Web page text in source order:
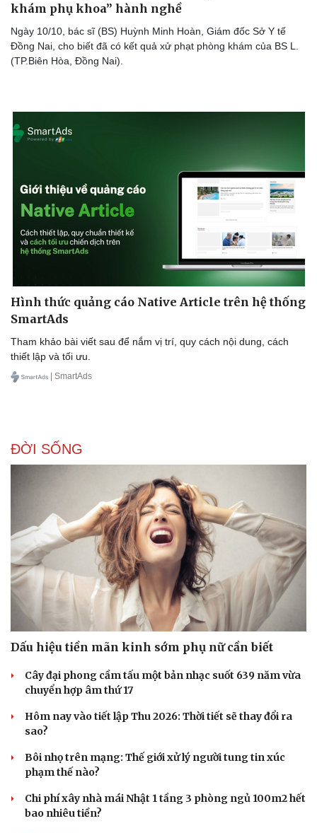
Thể thao
Bóng đá
Lịch thi đấu bóng đá
eSports
Hậu trường
Ô tô
khám phụ khoa” hành nghề
Ngày 10/10, bác sĩ (BS) Huỳnh Minh Hoàn, Giám đốc Sở Y tế
Đồng Nai, cho biết đã có kết quả xử phạt phòng khám của BS L.
(TP.Biên Hòa, Đồng Nai).
Hình thức quảng cáo Native Article trên hệ thống
SmartAds
Tham khảo bài viết sau để nắm vị trí, quy cách nội dung, cách
thiết lập và tối ưu.
| SmartAds
ĐỜI SỐNG
Dấu hiệu tiền mãn kinh sớm phụ nữ cần biết
Cây đại phong cầm tấu một bản nhạc suốt 639 năm vừa
chuyển hợp âm thứ 17
Hôm nay vào tiết lập Thu 2026: Thời tiết sẽ thay đổi ra
sao?
Bôi nhọ trên mạng: Thế giới xử lý người tung tin xúc
phạm thế nào?
Chi phí xây nhà mái Nhật 1 tầng 3 phòng ngủ 100m2 hết
bao nhiêu tiền?